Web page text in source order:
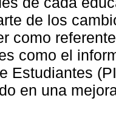
de los
como
como el
Estudiantes
en una